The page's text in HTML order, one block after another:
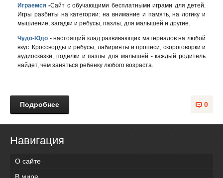
Играемся -Сайт с обучающими бесплатными играми для детей.
Игры разбиты на категории: на внимание и память, на логику и
мышление, загадки и ребусы, пазлы, для малышей и другие.
Чудо-Юдо -настоящий клад развивающих материалов на любой
вкус. Кроссворды и ребусы, лабиринты и прописи, скороговорки и
аудиосказки, поделки и пазлы для малышей - каждый родитель
найдет, чем заняться ребенку любого возраста.
0
Подробнее
Навигация
О сайте